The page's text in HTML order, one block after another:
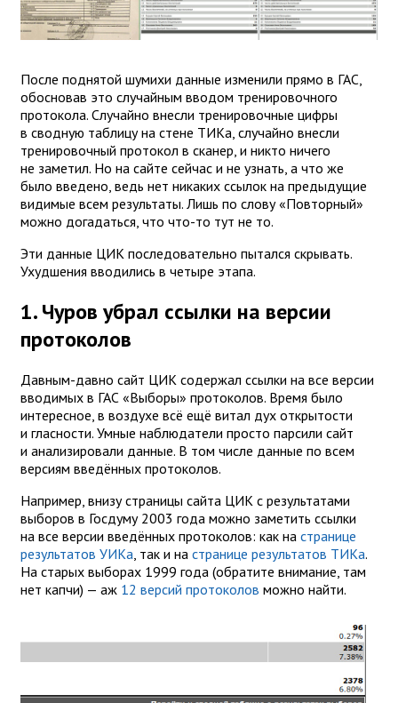
После поднятой шумихи данные изменили прямо в ГАС,
обосновав это случайным вводом тренировочного
протокола. Случайно внесли тренировочные цифры
в сводную таблицу на стене ТИКа, случайно внесли
тренировочный протокол в сканер, и никто ничего
не заметил. Но на сайте сейчас и не узнать, а что же
было введено, ведь нет никаких ссылок на предыдущие
видимые всем результаты. Лишь по слову «Повторный»
можно догадаться, что что-то тут не то.
Эти данные ЦИК последовательно пытался скрывать.
Ухудшения вводились в четыре этапа.
1. Чуров убрал ссылки на версии
протоколов
Давным-давно сайт ЦИК содержал ссылки на все версии
вводимых в ГАС «Выборы» протоколов. Время было
интересное, в воздухе всё ещё витал дух открытости
и гласности. Умные наблюдатели просто парсили сайт
и анализировали данные. В том числе данные по всем
версиям введённых протоколов.
Например, внизу страницы сайта ЦИК с результатами
выборов в Госдуму 2003 года можно заметить ссылки
на все версии введённых протоколов: как на странице
результатов УИКа, так и на странице результатов ТИКа.
На старых выборах 1999 года (обратите внимание, там
нет капчи) — аж 12 версий протоколов можно найти.